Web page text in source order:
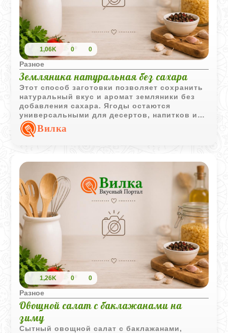
1,06K 0 0
Разное
Земляника натуральная без сахара
Этот способ заготовки позволяет сохранить
натуральный вкус и аромат земляники без
добавления сахара. Ягоды остаются
универсальными для десертов, напитков и
домашней выпечки.
Вилка
1,26K 0 0
Разное
Овощной салат с баклажанами на
зиму
Сытный овощной салат с баклажанами,